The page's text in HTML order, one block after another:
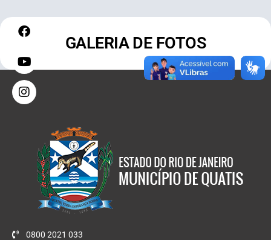
GALERIA DE FOTOS
0800 2021 033